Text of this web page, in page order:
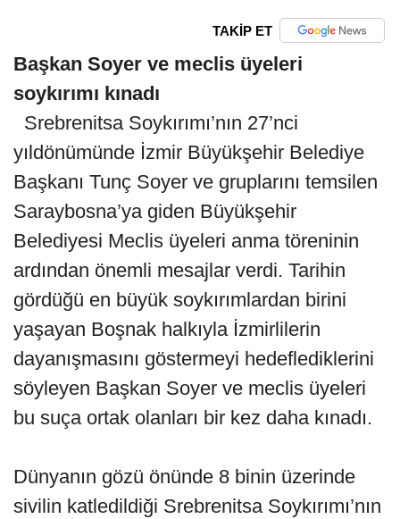
TAKİP ET
Başkan Soyer ve meclis üyeleri
soykırımı kınadı
Srebrenitsa Soykırımı’nın 27’nci
yıldönümünde İzmir Büyükşehir Belediye
Başkanı Tunç Soyer ve gruplarını temsilen
Saraybosna’ya giden Büyükşehir
Belediyesi Meclis üyeleri anma töreninin
ardından önemli mesajlar verdi. Tarihin
gördüğü en büyük soykırımlardan birini
yaşayan Boşnak halkıyla İzmirlilerin
dayanışmasını göstermeyi hedeflediklerini
söyleyen Başkan Soyer ve meclis üyeleri
bu suça ortak olanları bir kez daha kınadı.
Dünyanın gözü önünde 8 binin üzerinde
sivilin katledildiği Srebrenitsa Soykırımı’nın